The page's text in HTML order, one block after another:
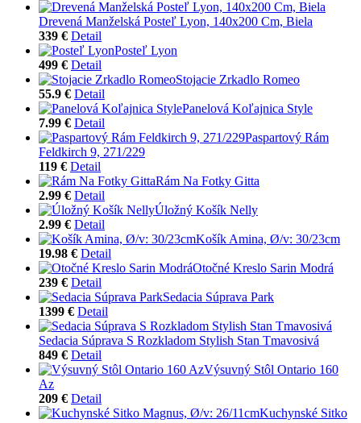
Drevená Manželská Posteľ Lyon, 140x200 Cm, Biela
339 € Detail
Posteľ Lyon
499 € Detail
Stojacie Zrkadlo Romeo
55.9 € Detail
Panelová Koľajnica Style
7.99 € Detail
Paspartový Rám
Feldkirch 9, 271/229
119 € Detail
Rám Na Fotky Gitta
2.99 € Detail
Úložný Košík Nelly
2.99 € Detail
Košík Amina, Ø/v: 30/23cm
19.98 € Detail
Otočné Kreslo Sarin Modrá
239 € Detail
Sedacia Súprava Park
1399 € Detail
Sedacia Súprava S Rozkladom Stylish Stan Tmavosivá
849 € Detail
Výsuvný Stôl Ontario 160
Az
209 € Detail
Kuchynské Sitko